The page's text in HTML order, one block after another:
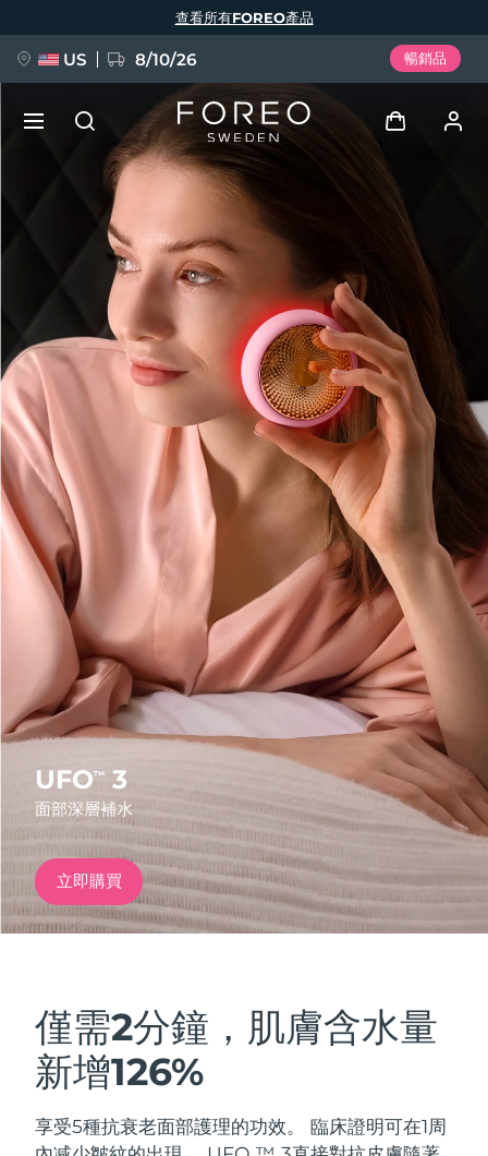
UFO™ 3
面部深層補水
立即購買
僅需2分鐘，肌膚含水量
新增126%
享受5種抗衰老面部護理的功效。 臨床證明可在1周
查看所有FOREO產品
US 8/10/26 暢銷品
用戶信息
我的設備
我的訂單
我的地址
我的訂閱
FAQ™ Pure Beauty-Tech Elixir
BREAKING NEWS
issa™ Teeth Whitening Set
FAQ™ Dual LED Panel
熱門產品
特別優惠
紅光療法
LUNA™ 4 套裝
BEAR™ 2 套裝
Deutsch
Español
Français
Italiano
Português
Polski
Svenska
Русский
Türkçe
简体中文 繁體中文
發貨國家
美國 預計送達日期10/08/2026
英國 預計送達日期09/08/2026
西班牙 預計送達日期09/08/2026
澳洲 預計送達日期12/08/2026
預計送達日期 09/08/2026
德國 預計送達日期 09/08/2026
加拿大 預計送達日期
奧地利 預計送達日期 09/08/2026
巴林
比利時 預計送達日期 09/08/2026